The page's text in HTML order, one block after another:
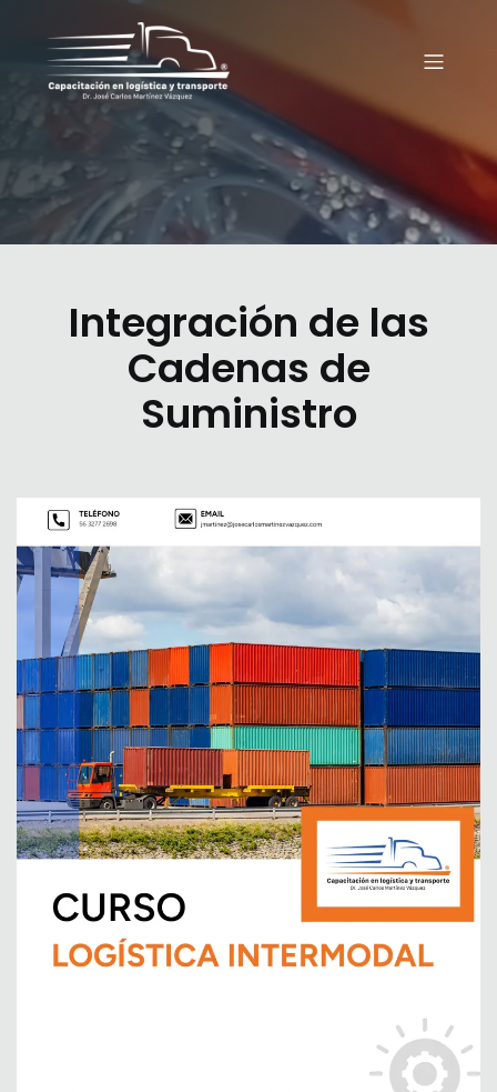
Integración de las
Cadenas de
Suministro